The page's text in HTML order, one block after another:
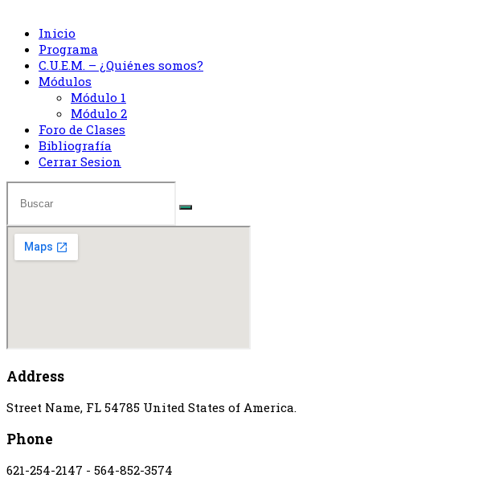
Inicio
Programa
C.U.E.M. – ¿Quiénes somos?
Módulos
Módulo 1
Módulo 2
Foro de Clases
Bibliografía
Cerrar Sesion
Address
Street Name, FL 54785 United States of America.
Phone
621-254-2147 - 564-852-3574